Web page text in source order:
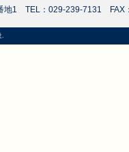
地1 TEL：029-239-7131 FAX